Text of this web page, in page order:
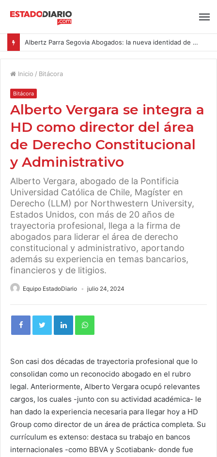
Albertz Parra Segovia Abogados: la nueva identidad de Segovia Consulting
Inicio / Bitácora
Bitácora
Alberto Vergara se integra a
HD como director del área
de Derecho Constitucional
y Administrativo
Alberto Vergara, abogado de la Pontificia
Universidad Católica de Chile, Magíster en
Derecho (LLM) por Northwestern University,
Estados Unidos, con más de 20 años de
trayectoria profesional, llega a la firma de
abogados para liderar el área de derecho
constitucional y administrativo, aportando
además su experiencia en temas bancarios,
financieros y de litigios.
Equipo EstadoDiario julio 24, 2024
Son casi dos décadas de trayectoria profesional que lo
consolidan como un reconocido abogado en el rubro
legal. Anteriormente, Alberto Vergara ocupó relevantes
cargos, los cuales -junto con su actividad académica- le
han dado la experiencia necesaria para llegar hoy a HD
Group como director de un área de práctica completa. Su
currículum es extenso: destaca su trabajo en bancos
internacionales -como BBVA y Scotiabank- donde fue